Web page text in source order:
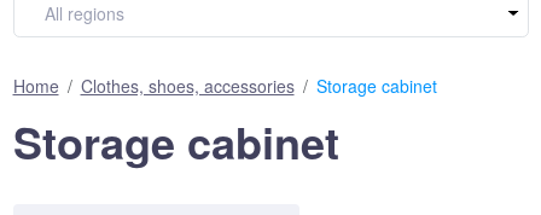
Home Clothes, shoes, accessories Storage cabinet
Storage cabinet